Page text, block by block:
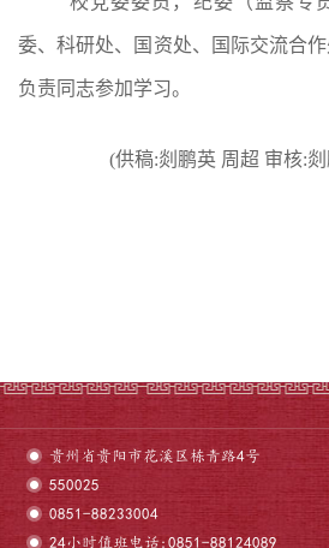
委、科研处、国资处、国际交流合
负责同志参加学习。
(供稿:剡鹏英 周超 审核:
贵州省贵阳市花溪区栋青路4号
550025
0851-88233004
24小时值班电话:0851-88124089